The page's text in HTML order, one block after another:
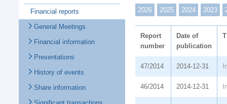
Financial reports
General Meetings
Financial information
Presentations
History of events
Share information
2026 2025 2024 2023
Report
number
Date of
publication
47/2014 2014-12-31
46/2014 2014-12-31